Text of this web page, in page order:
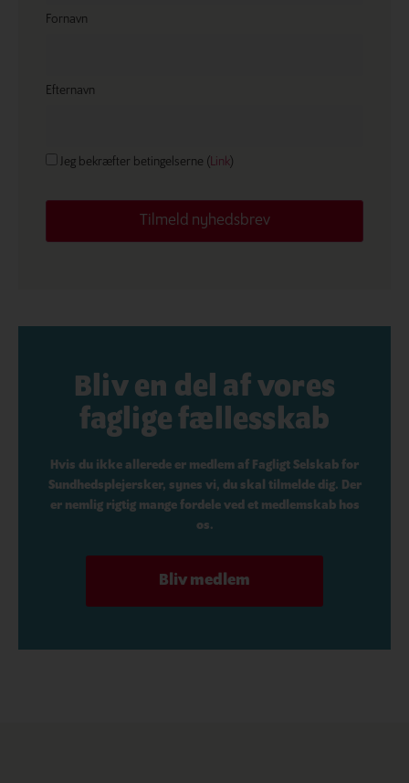
Fornavn
Efternavn
Jeg bekræfter betingelserne (Link)
Bliv en del af vores
faglige fællesskab
Hvis du ikke allerede er medlem af Fagligt Selskab for
Sundhedsplejersker, synes vi, du skal tilmelde dig. Der
er nemlig rigtig mange fordele ved et medlemskab hos
os.
Bliv medlem